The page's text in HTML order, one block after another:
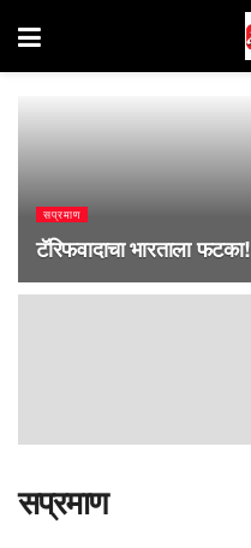
सप्रमाण
टॅरिफवादाचा भारताला फटका!
सप्रमाण